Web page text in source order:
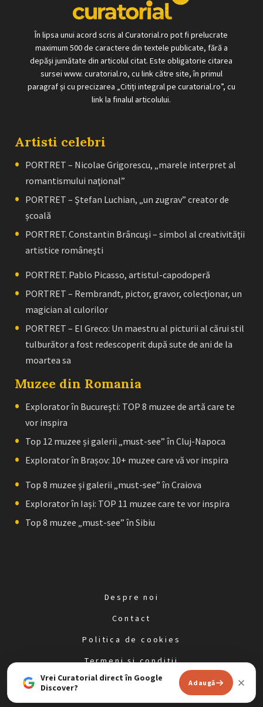
În lipsa unui acord scris al Curatorial.ro pot fi prelucrate
maximum 500 de caractere din textele publicate, fără a
depăși jumătate din articolul citat. Este obligatorie citarea
sursei www. curatorial.ro, cu link către site, în primul
paragraf și cu precizarea „Citiți integral pe curatorial.ro”, cu
link la finalul articolului.
Artisti celebri
PORTRET – Nicolae Grigorescu, „marele interpret al
romantismului naţional”
PORTRET – Ştefan Luchian, „un zugrav” creator de
școală
PORTRET. Constantin Brâncuşi – simbol al creativităţii
artistice româneşti
PORTRET. Pablo Picasso, artistul-capodoperă
PORTRET – Rembrandt, pictor, gravor, colecţionar, un
magician al culorilor
PORTRET – El Greco: Un maestru al picturii al cărui stil
tulburător a fost redescoperit după sute de ani de la
moartea sa
Muzee din Romania
Explorator în București: TOP 8 muzee de artă care te
vor inspira
Top 12 muzee și galerii „must-see” în Cluj-Napoca
Explorator în Brașov: 10+ muzee care vă vor inspira
Top 8 muzee și galerii „must-see” în Craiova
Explorator în Iași: TOP 11 muzee care te vor inspira
Top 8 muzee „must-see” în Sibiu
Despre noi
Contact
Politica de cookies
Termeni și condiții
Politica de confidențialitate
Vrei Curatorial direct în Google
Discover?
Adaugă